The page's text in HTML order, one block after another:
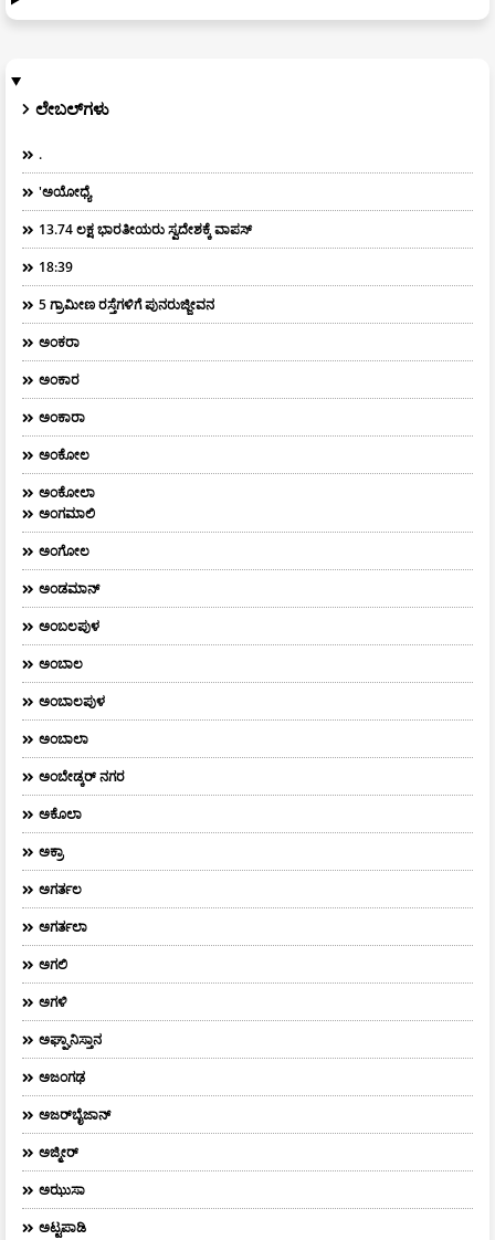
ಲೇಬಲ್‌ಗಳು
.
'ಅಯೋಧ್ಯೆ
13.74 ಲಕ್ಷ ಭಾರತೀಯರು ಸ್ವದೇಶಕ್ಕೆ ವಾಪಸ್
18:39
5 ಗ್ರಾಮೀಣ ರಸ್ತೆಗಳಿಗೆ ಪುನರುಜ್ಜೀವನ
ಅಂಕರಾ
ಅಂಕಾರ
ಅಂಕಾರಾ
ಅಂಕೋಲ
ಅಂಕೋಲಾ
ಅಂಗಮಾಲಿ
ಅಂಗೋಲ
ಅಂಡಮಾನ್
ಅಂಬಲಪುಳ
ಅಂಬಾಲ
ಅಂಬಾಲಪುಳ
ಅಂಬಾಲಾ
ಅಂಬೇಡ್ಕರ್‌ ನಗರ
ಅಕೊಲಾ
ಅಕ್ರಾ
ಅಗರ್ತಲ
ಅಗರ್ತಲಾ
ಅಗಲಿ
ಅಗಳಿ
ಅಘ್ಘಾನಿಸ್ತಾನ
ಅಜಂಗಢ
ಅಜರ್‌ಬೈಜಾನ್
ಅಜ್ಮೀರ್
ಅಝುಸಾ
ಅಟ್ಟಪಾಡಿ